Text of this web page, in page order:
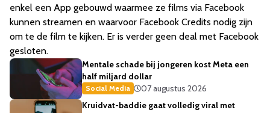
enkel een App gebouwd waarmee ze films via Facebook
kunnen streamen en waarvoor Facebook Credits nodig zijn
om te de film te kijken. Er is verder geen deal met Facebook
gesloten.
Mentale schade bij jongeren kost Meta een
half miljard dollar
Social Media
07 augustus 2026
Kruidvat-baddie gaat volledig viral met